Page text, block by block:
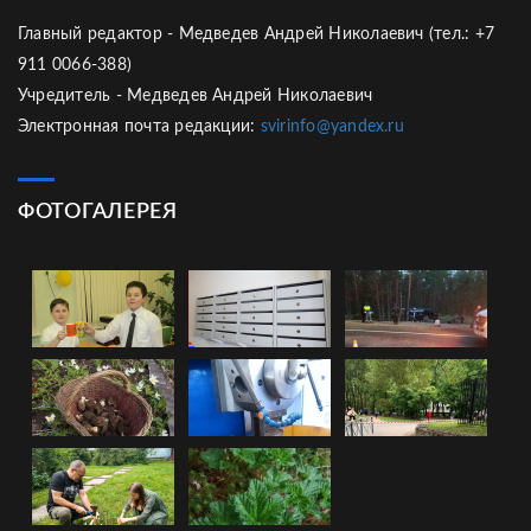
Главный редактор - Медведев Андрей Николаевич (тел.: +7
911 0066-388)
Учредитель - Медведев Андрей Николаевич
Электронная почта редакции: svirinfo@yandex.ru
ФОТОГАЛЕРЕЯ